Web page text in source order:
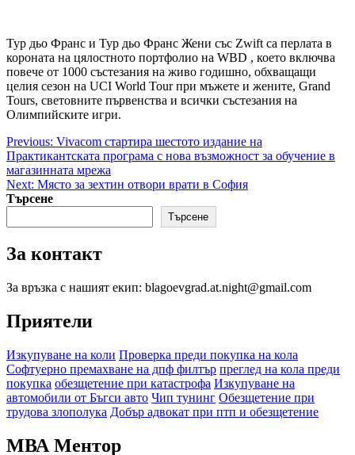
Тур дьо Франс и Тур дьо Франс Жени със Zwift са перлата в
короната на цялостното портфолио на WBD , което включва
повече от 1000 състезания на живо годишно, обхващащи
целия сезон на UCI World Tour при мъжете и жените, Grand
Tours, световните първенства и всички състезания на
Олимпийските игри.
Post
navigation
Previous: Vivacom стартира шестото издание на
Практикантската програма с нова възможност за обучение в
магазинната мрежа
Next: Място за зехтин отвори врати в София
Търсене
Търсене
За контакт
За връзка с нашият екип: blagoevgrad.at.night@gmail.com
Приятели
Изкупуване на коли Проверка преди покупка на кола
Софтуерно премахване на дпф филтър преглед на кола преди
покупка обезщетение при катастрофа Изкупуване на
автомобили от Бъгси авто Чип тунинг Обезщетение при
трудова злополука Добър адвокат при птп и обезщетение
МВА Ментор